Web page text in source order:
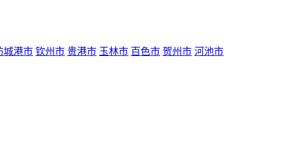
城港市 钦州市 贵港市 玉林市 百色市 贺州市 河池市